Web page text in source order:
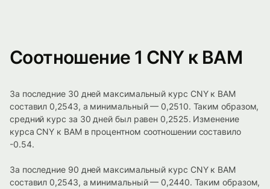
Соотношение 1 CNY к BAM
За последние 30 дней максимальный курс CNY к BAM
составил 0,2543, а минимальный — 0,2510. Таким образом,
средний курс за 30 дней был равен 0,2525. Изменение
курса CNY к BAM в процентном соотношении составило
-0.54.
За последние 90 дней максимальный курс CNY к BAM
составил 0,2543, а минимальный — 0,2440. Таким образом,